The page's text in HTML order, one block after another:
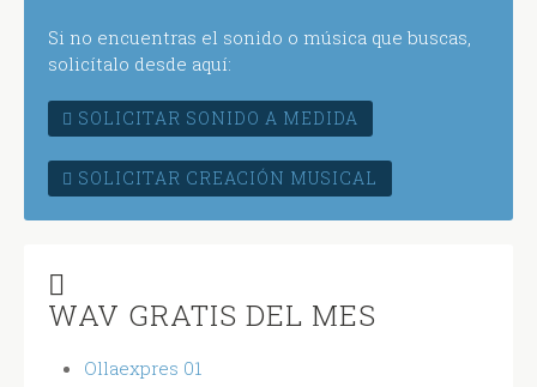
Si no encuentras el sonido o música que buscas,
solicítalo desde aquí:
SOLICITAR SONIDO A MEDIDA
SOLICITAR CREACIÓN MUSICAL
WAV GRATIS DEL MES
Ollaexpres 01